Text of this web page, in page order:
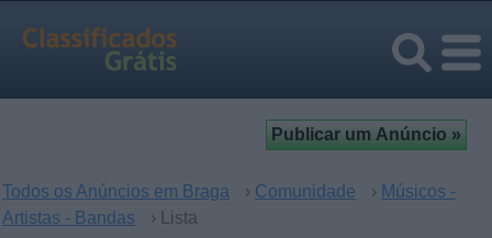
Todos os Anúncios em Braga › Comunidade › Músicos -
Artistas - Bandas
› Lista